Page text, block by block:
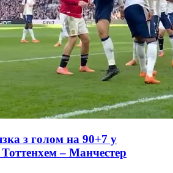
з голом на 90+7 у
Тоттенхем – Манчестер